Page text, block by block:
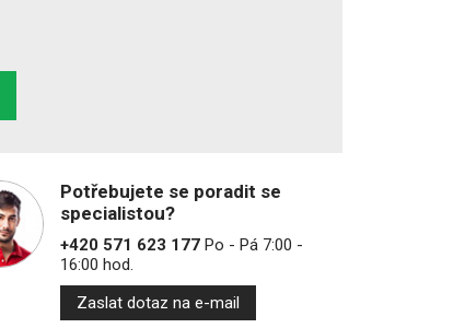
Potřebujete se poradit se
specialistou?
+420 571 623 177Po - Pá 7:00 -
16:00 hod.
Zaslat dotaz na e-mail